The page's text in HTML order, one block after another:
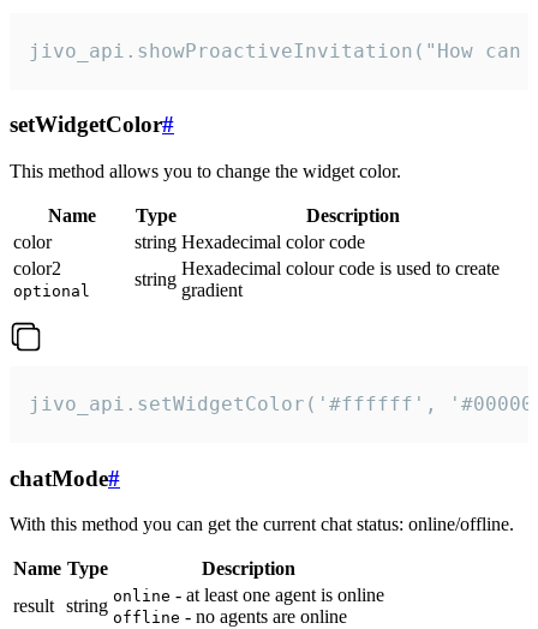
jivo_api.showProactiveInvitation("How
setWidgetColor#
This method allows you to change the widget color.
Name Type
Description
color
string Hexadecimal color code
color2
optional
string
Hexadecimal colour code is used to create
gradient
jivo_api.setWidgetColor('#ffffff',
chatMode#
With this method you can get the current chat status: online/offline.
Name Type
Description
result string online - at least one agent is online
offline - no agents are online